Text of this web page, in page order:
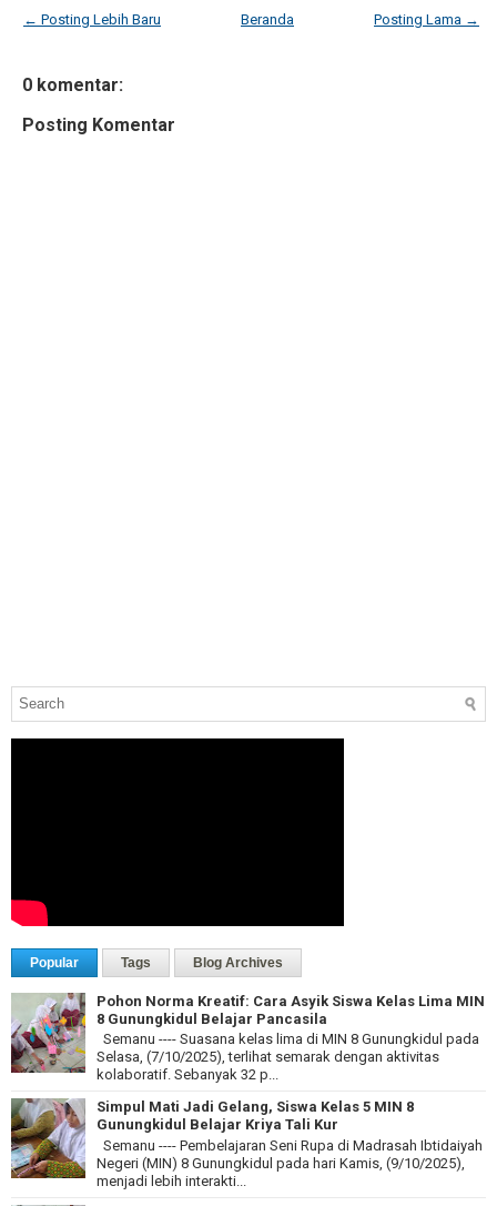
← Posting Lebih Baru Posting Lama →
Beranda
0 komentar:
Posting Komentar
Popular Tags Blog Archives
Pohon Norma Kreatif: Cara Asyik Siswa Kelas Lima MIN
8 Gunungkidul Belajar Pancasila
Semanu ---- Suasana kelas lima di MIN 8 Gunungkidul pada
Selasa, (7/10/2025), terlihat semarak dengan aktivitas
kolaboratif. Sebanyak 32 p...
Simpul Mati Jadi Gelang, Siswa Kelas 5 MIN 8
Gunungkidul Belajar Kriya Tali Kur
Semanu ---- Pembelajaran Seni Rupa di Madrasah Ibtidaiyah
Negeri (MIN) 8 Gunungkidul pada hari Kamis, (9/10/2025),
menjadi lebih interakti...